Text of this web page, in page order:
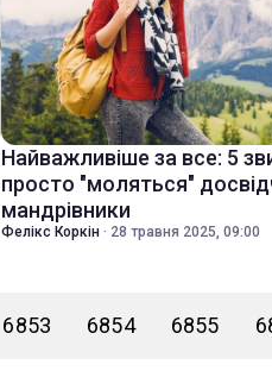
Найважливіше за все: 5
просто "моляться"
мандрівники
Фелікс Коркін · 28 травня 2025, 09:00
6853 6854 6855